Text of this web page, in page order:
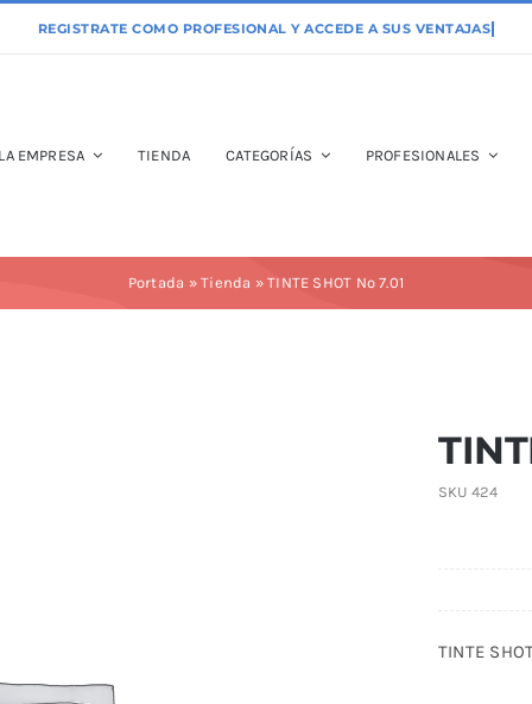
EMPRESA TIENDA CATEGORÍAS PROFESIONALES
Portada »Tienda »TINTE SHOT Nº 7.01
SKU 424
TINTE